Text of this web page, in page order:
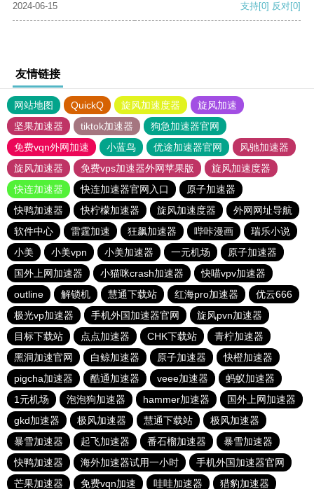
2024-06-15
支持[0] 反对[0]
友情链接
网站地图 QuickQ 旋风加速度器
旋风加速
坚果加速器
tiktok加速器
狗急加速器官网
免费vqn外网加速
小蓝鸟 优途加速器官网
风驰加速器
旋风加速器
免费vps加速器外网苹果版
旋风加速度器
快连加速器
快连加速器官网入口
原子加速器
快鸭加速器
快柠檬加速器 旋风加速度器
外网网址导航
软件中心
雷霆加速 狂飙加速器 哔咔漫画
瑞乐小说
小美
小美vpn 小美加速器 一元机场
原子加速器
国外上网加速器
小猫咪crash加速器
快喵vpv加速器
outline
解锁机 慧通下载站 红海pro加速器
优云666
极光vp加速器
手机外国加速器官网
旋风pvn加速器
目标下载站
点点加速器 CHK下载站
青柠加速器
黑洞加速官网
白鲸加速器 原子加速器
快橙加速器
pigcha加速器
酷通加速器 veee加速器
蚂蚁加速器
1元机场
泡泡狗加速器 hammer加速器
国外上网加速器
gkd加速器
极风加速器 慧通下载站
极风加速器
暴雪加速器
起飞加速器 番石榴加速器
暴雪加速器
快鸭加速器
海外加速器试用一小时
手机外国加速器官网
芒果加速器
免费vqn加速 哇哇加速器 猎豹加速器